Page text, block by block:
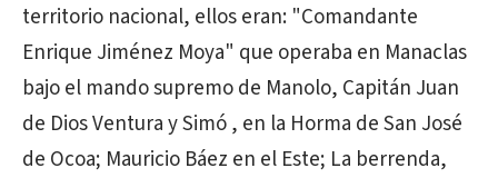
territorio nacional, ellos eran: "Comandante
Enrique Jiménez Moya" que operaba en Manaclas
bajo el mando supremo de Manolo, Capitán Juan
de Dios Ventura y Simó , en la Horma de San José
de Ocoa; Mauricio Báez en el Este; La berrenda,